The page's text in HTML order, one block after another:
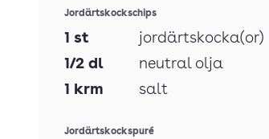
Jordärtskockschips
1 st
jordärtskocka(or)
1/2 dl
neutral olja
1 krm salt
Jordärtskockspuré